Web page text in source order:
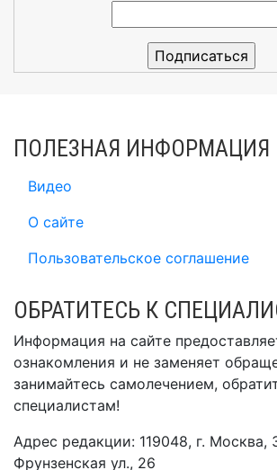
ПОЛЕЗНАЯ ИНФОРМАЦИЯ
Видео
О сайте
Пользовательское соглашение
ОБРАТИТЕСЬ К
Информация на сайте
ознакомления и не заменяет
занимайтесь самолечением,
специалистам!
Адрес редакции: 119048, г. Москва,
Фрунзенская ул., 26